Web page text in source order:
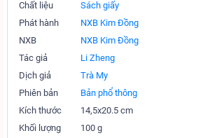
Chất liệu
Sách giấy
Phát hành
NXB Kim Đồng
NXB
NXB Kim Đồng
Tác giả
Li Zheng
Dịch giả
Trà My
Phiên bản
Bản phổ thông
Kích thước
14,5x20.5 cm
Khối lượng
100 g